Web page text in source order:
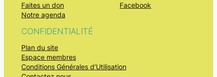
Faites un don
Notre agenda
Facebook
CONFIDENTIALITÉ
Plan du site
Espace membres
Conditions Générales d’Utilisation